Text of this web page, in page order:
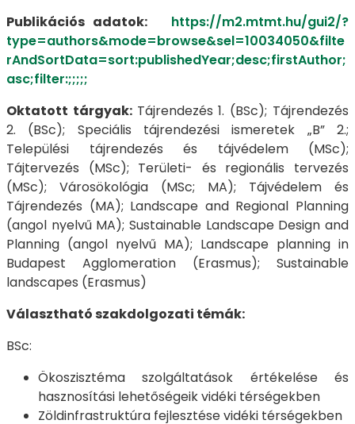
Publikációs adatok:
https://m2.mtmt.hu/gui2/?
type=authors&mode=browse&sel=10034050&filte
rAndSortData=sort:publishedYear;desc;firstAuthor;
asc;filter:;;;;;
Oktatott tárgyak: Tájrendezés 1. (BSc); Tájrendezés
2. (BSc); Speciális tájrendezési ismeretek „B” 2.;
Települési tájrendezés és tájvédelem (MSc);
Tájtervezés (MSc); Területi- és regionális tervezés
(MSc); Városökológia (MSc; MA); Tájvédelem és
Tájrendezés (MA); Landscape and Regional Planning
(angol nyelvű MA); Sustainable Landscape Design and
Planning (angol nyelvű MA); Landscape planning in
Budapest Agglomeration (Erasmus); Sustainable
landscapes (Erasmus)
Választható szakdolgozati témák:
BSc:
Ökoszisztéma szolgáltatások értékelése és
hasznosítási lehetőségeik vidéki térségekben
Zöldinfrastruktúra fejlesztése vidéki térségekben